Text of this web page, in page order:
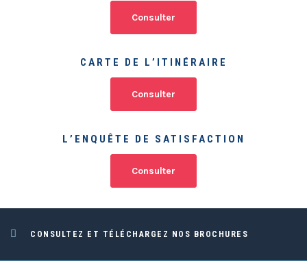
Consulter
CARTE DE L’ITINÉRAIRE
Consulter
L’ENQUÊTE DE SATISFACTION
Consulter
CONSULTEZ ET TÉLÉCHARGEZ NOS BROCHURES